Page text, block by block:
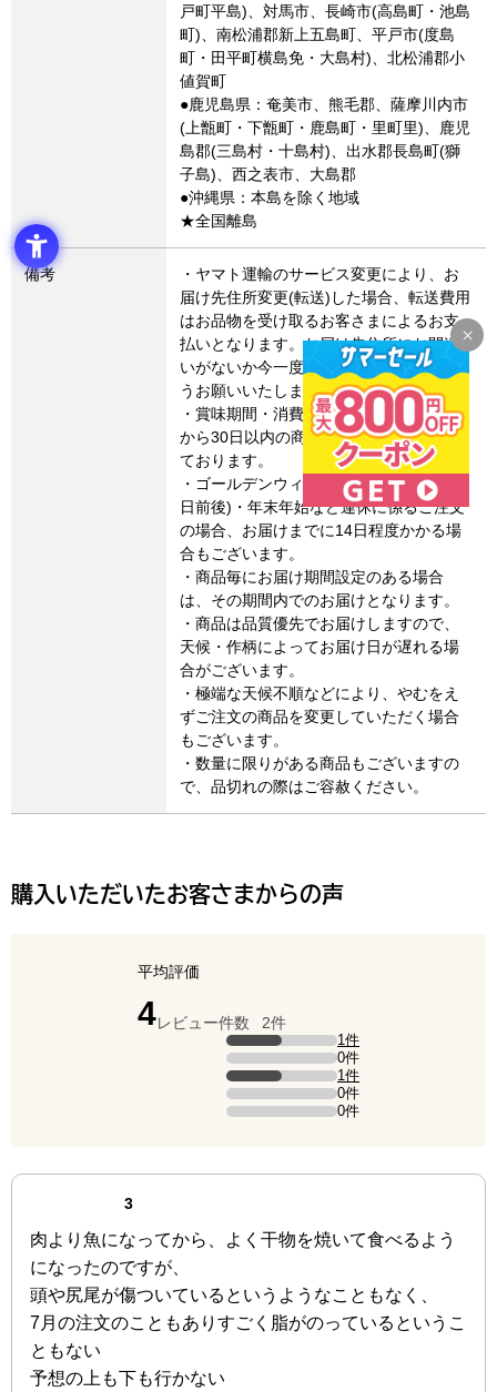
戸町平島)、対馬市、長崎市(高島町・池島
町)、南松浦郡新上五島町、平戸市(度島
町・田平町横島免・大島村)、北松浦郡小
値賀町
●鹿児島県：奄美市、熊毛郡、薩摩川内市
(上甑町・下甑町・鹿島町・里町里)、鹿児
島郡(三島村・十島村)、出水郡長島町(獅
子島)、西之表市、大島郡
●沖縄県：本島を除く地域
★全国離島
備考
・ヤマト運輸のサービス変更により、お
届け先住所変更(転送)した場合、転送費用
はお品物を受け取るお客さまによるお支
払いとなります。お届け先住所にお間違
いがないか今一度ご確認いただきますよ
うお願いいたします。
・賞味期間・消費期限は、製造・加工日
から30日以内の商品についてのみ記載し
ております。
・ゴールデンウィーク・お盆期間(8月15
日前後)・年末年始など連休に係るご注文
の場合、お届けまでに14日程度かかる場
合もございます。
・商品毎にお届け期間設定のある場合
は、その期間内でのお届けとなります。
・商品は品質優先でお届けしますので、
天候・作柄によってお届け日が遅れる場
合がございます。
・極端な天候不順などにより、やむをえ
ずご注文の商品を変更していただく場合
もございます。
・数量に限りがある商品もございますの
で、品切れの際はご容赦ください。
購入いただいたお客さまからの声
平均評価
4点（5点満点中）
レビュー件数 2件
5点の評価は1件です（全体の50%）。
1件
4点の評価は0件です。 0件
3点の評価は1件です（全体の50%）。
1件
2点の評価は0件です。 0件
1点の評価は0件です。 0件
最新の商品レビュー
3点（3点満点中）
肉より魚になってから、よく干物を焼いて食べるよう
になったのですが、
頭や尻尾が傷ついているというようなこともなく、
7月の注文のこともありすごく脂がのっているというこ
ともない
予想の上も下も行かない